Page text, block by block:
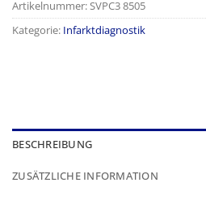
Artikelnummer:SVPC3 8505
Kategorie: Infarktdiagnostik
BESCHREIBUNG
ZUSÄTZLICHE INFORMATION